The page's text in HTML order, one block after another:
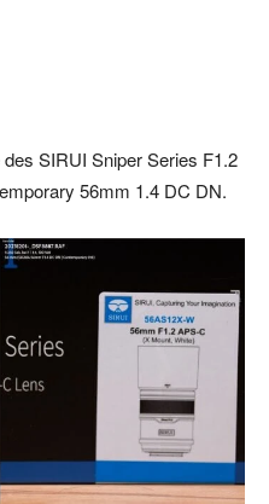
SIRUI Sniper Series F1.2
56mm 1.4 DC DN.